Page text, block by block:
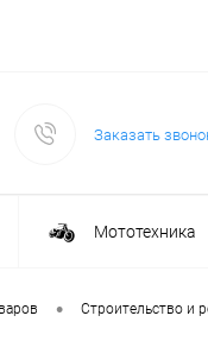
Заказать
Мототехника
Садовая
• Строительство и